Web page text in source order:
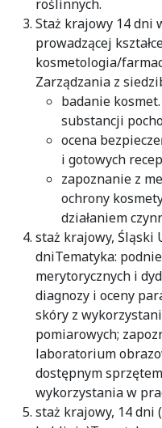
roślinnych.
Staż krajowy 14 dni
prowadzącej
kosmetologia/
Zarządzania z
badanie
substancji
ocena
i gotowych
zapoznanie z
ochrony
działaniem
staż krajowy, Śląski
dniTematyka:
merytorycznych i
diagnozy i oceny
skóry z
pomiarowych;
laboratorium
dostępnym
wykorzystania w
staż krajowy, 14 dni